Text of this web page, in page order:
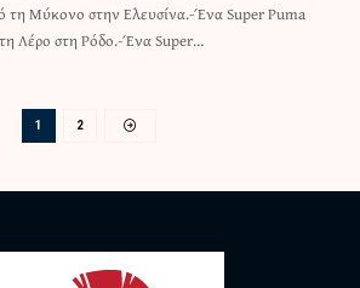
τη Μύκονο στην Ελευσίνα.-Ένα Super Puma
Λέρο στη Ρόδο.-Ένα Super…
1 2